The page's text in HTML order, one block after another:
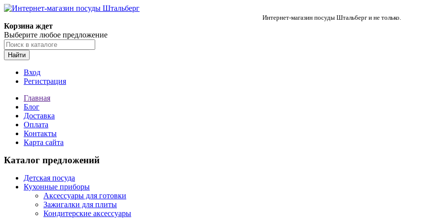
Интернет-магазин посуды Штальберг и не только.
Корзина ждет
Выберите любое предложение
Найти
Вход
Регистрация
Главная
Блог
Доставка
Оплата
Контакты
Карта сайта
Каталог предложений
Детская посуда
Кухонные приборы
Аксессуары для готовки
Зажигалки для плиты
Кондитерские аксессуары